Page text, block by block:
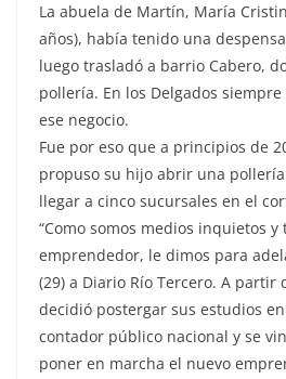
La abuela de Martín, María
años), había tenido una
luego trasladó a barrio Cabero,
pollería. En los Delgados
ese negocio.
Fue por eso que a principios de
propuso su hijo abrir una
llegar a cinco sucursales en el
“Como somos medios inquietos
emprendedor, le dimos para
(29) a Diario Río Tercero. A partir
decidió postergar sus estudios
contador público nacional y se
poner en marcha el nuevo